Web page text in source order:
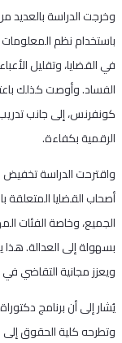
وخرجت الدراسة بالعديد
باستخدام نظم
في القضايا، وتقليل
الفساد. وأوصت كذلك
كونفرنس، إلى جانب
الرقمية بكفاءة.
واقترحت الدراسة تخفيض
أصحاب القضايا المتعلقة
الجميع، وخاصة الفئات
بسهولة إلى العدالة.
ويعزز مجانية التقاضي
يُشار إلى أن برنامج
وتطرحه كلية الحقوق إلى